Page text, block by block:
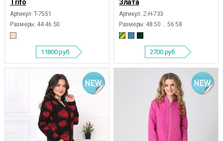
Trifo
Артикул: T-7551
Размеры: 44 46 50
11800руб.
Злата
Артикул: Z-Н-733
Размеры: 48 50 ... 56 58
2700 руб.